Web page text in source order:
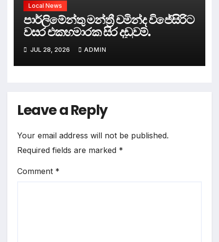
Local News
පාර්ලිමේන්තු මන්ත්‍රී චමින්ද විජේසිරිට
වසර එකහමාරක සිර දඬුවම්.
JUL 28, 2026 ADMIN
Leave a Reply
Your email address will not be published.
Required fields are marked *
Comment *